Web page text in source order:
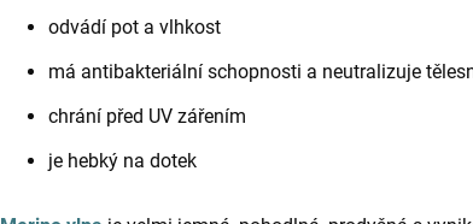
odvádí pot a vlhkost
má antibakteriální schopnosti a neutralizuje
chrání před UV zářením
je hebký na dotek